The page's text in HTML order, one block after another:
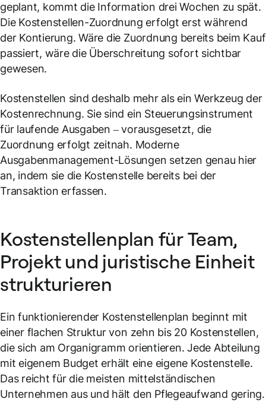
geplant, kommt die Information drei Wochen zu spät.
Die Kostenstellen-Zuordnung erfolgt erst während
der Kontierung. Wäre die Zuordnung bereits beim Kauf
passiert, wäre die Überschreitung sofort sichtbar
gewesen.
Kostenstellen sind deshalb mehr als ein Werkzeug der
Kostenrechnung. Sie sind ein Steuerungsinstrument
für laufende Ausgaben – vorausgesetzt, die
Zuordnung erfolgt zeitnah. Moderne
Ausgabenmanagement-Lösungen setzen genau hier
an, indem sie die Kostenstelle bereits bei der
Transaktion erfassen.
Kostenstellenplan für Team,
Projekt und juristische Einheit
strukturieren
Ein funktionierender Kostenstellenplan beginnt mit
einer flachen Struktur von zehn bis 20 Kostenstellen,
die sich am Organigramm orientieren. Jede Abteilung
mit eigenem Budget erhält eine eigene Kostenstelle.
Das reicht für die meisten mittelständischen
Unternehmen aus und hält den Pflegeaufwand gering.